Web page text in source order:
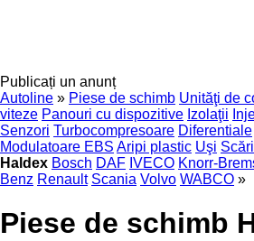
Publicați un anunț
Autoline » Piese de schimb Unităţi de
viteze Panouri cu dispozitive Izolaţii
Senzori Turbocompresoare Diferentiale
Modulatoare EBS Aripi plastic Uşi Scări
Haldex Bosch DAF IVECO Knorr-
Benz Renault Scania Volvo WABCO »
Piese de schimb